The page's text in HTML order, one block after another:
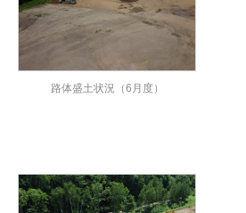
路体盛土状況（6月度）